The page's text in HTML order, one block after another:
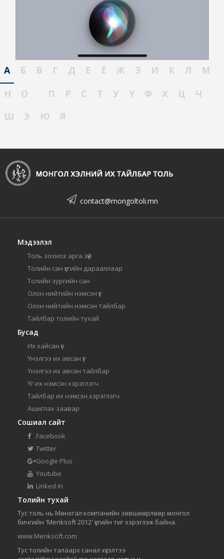
А Б В Г Д Е Ё Ж З И К Л
М
Н
О П Р С Т У Ү Ф Х Ц
Ч
Ш
Э Ю Я
contact@mongoltoli.mn
Мэдээлэл
Толь зохиох арга зүй
Толийн сан үсгийн дарааллаар
Толийн зургийн сан
Олон нийтийн нэмсэн үг
Олон нийтийн нэмсэн тайлбар
Тайлбар толийн тухай
Бусад
Их хайсан үг
Үнэлгээ их авсан үг
Үнэлгээ их авсан тайлбар
Үг их нэмсэн хэрэглэгч
Тайлбар их нэмсэн хэрэглэгч
Ашиглах заавар
Сошиал сайт
Facebook
Twitter
Google Plus
Youtube
Linked In
Толийн тухай
Тус толь нь Мөнхгал компанийн зөвшөөрлөөр монгол
бичгийн 'Menksoft 2012' үсгийн тиг хэрэглэж байна.
www.Menksoft.com
Тус толийн талаарх санал хүсэлтээ